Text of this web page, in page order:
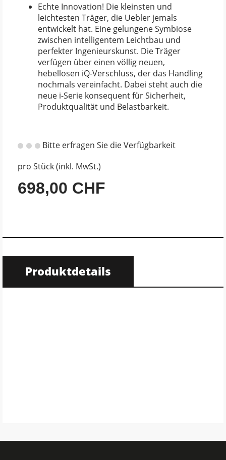
Echte Innovation! Die kleinsten und
leichtesten Träger, die Uebler jemals
entwickelt hat. Eine gelungene Symbiose
zwischen intelligentem Leichtbau und
perfekter Ingenieurskunst. Die Träger
verfügen über einen völlig neuen,
hebellosen iQ-Verschluss, der das Handling
nochmals vereinfacht. Dabei steht auch die
neue i-Serie konsequent für Sicherheit,
Produktqualität und Belastbarkeit.
Bitte erfragen Sie die Verfügbarkeit
pro Stück (inkl. MwSt.)
698,00 CHF
Produktdetails